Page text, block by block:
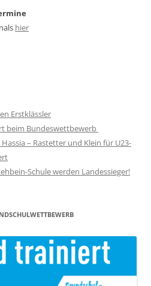
hier
Erstklässler
beim Bundeswettbewerb
– Rastetter und Klein für U23-
Schule werden Landessieger!